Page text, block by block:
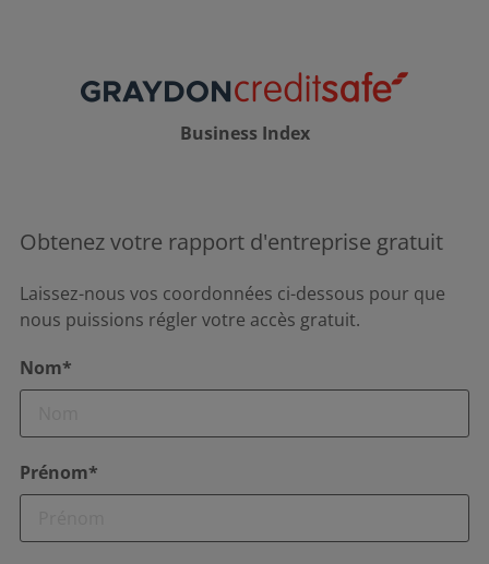
Business Index
Obtenez votre rapport d'entreprise gratuit
Laissez-nous vos coordonnées ci-dessous pour que
nous puissions régler votre accès gratuit.
Nom*
Prénom*